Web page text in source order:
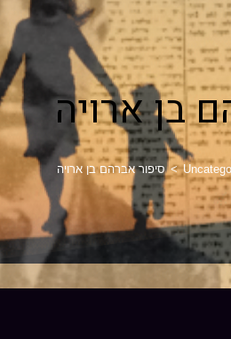
בן ארויה
> סיפור אברהם בן ארויה